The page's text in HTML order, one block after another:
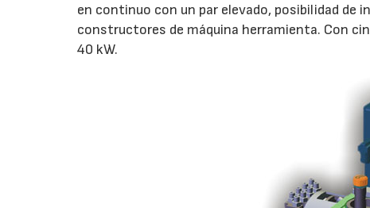
en continuo con un par elevado, posibilidad de
constructores de máquina herramienta. Con
40 kW.